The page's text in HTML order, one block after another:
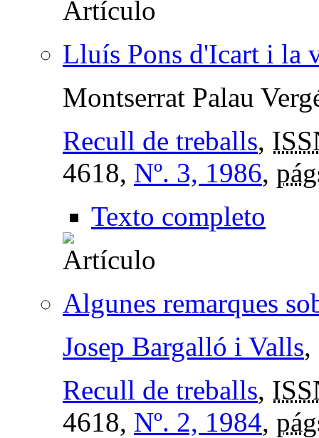
Lluís Pons d'Icart i la
Montserrat Palau
Recull de treballs,
4618, Nº. 3, 1986,
Texto completo
Algunes remarques
Josep Bargalló i Valls,
Recull de treballs,
4618, Nº. 2, 1984,